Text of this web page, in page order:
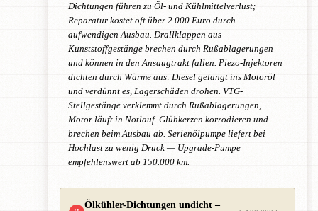
Dichtungen führen zu Öl- und Kühlmittelverlust;
Reparatur kostet oft über 2.000 Euro durch
aufwendigen Ausbau. Drallklappen aus
Kunststoffgestänge brechen durch Rußablagerungen
und können in den Ansaugtrakt fallen. Piezo-Injektoren
dichten durch Wärme aus: Diesel gelangt ins Motoröl
und verdünnt es, Lagerschäden drohen. VTG-
Stellgestänge verklemmt durch Rußablagerungen,
Motor läuft in Notlauf. Glühkerzen korrodieren und
brechen beim Ausbau ab. Serienölpumpe liefert bei
Hochlast zu wenig Druck — Upgrade-Pumpe
empfehlenswert ab 150.000 km.
Ölkühler-Dichtungen undicht –